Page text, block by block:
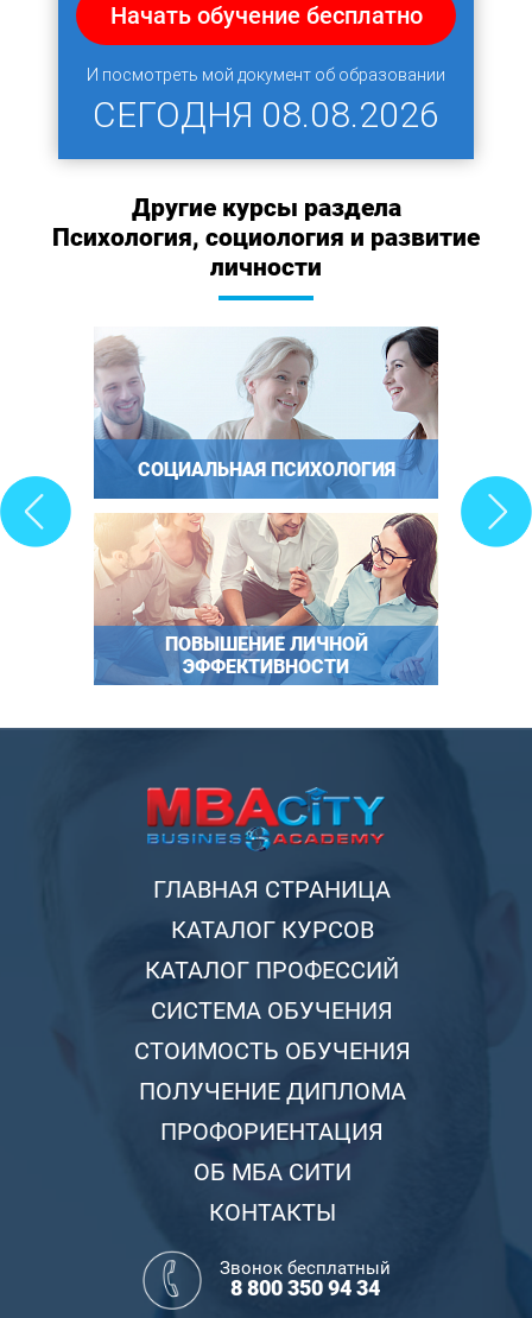
Начать обучение бесплатно
И посмотреть мой документ об образовании
СЕГОДНЯ 08.08.2026
Другие курсы раздела
Психология, социология и развитие
личности
СОЦИАЛЬНАЯ ПСИХОЛОГИЯ
ПОВЫШЕНИЕ ЛИЧНОЙ
ЭФФЕКТИВНОСТИ
ГЛАВНАЯ СТРАНИЦА
КАТАЛОГ КУРСОВ
КАТАЛОГ ПРОФЕССИЙ
СИСТЕМА ОБУЧЕНИЯ
СТОИМОСТЬ ОБУЧЕНИЯ
ПОЛУЧЕНИЕ ДИПЛОМА
ПРОФОРИЕНТАЦИЯ
ОБ МБА СИТИ
КОНТАКТЫ
Звонок бесплатный
8 800 350 94 34